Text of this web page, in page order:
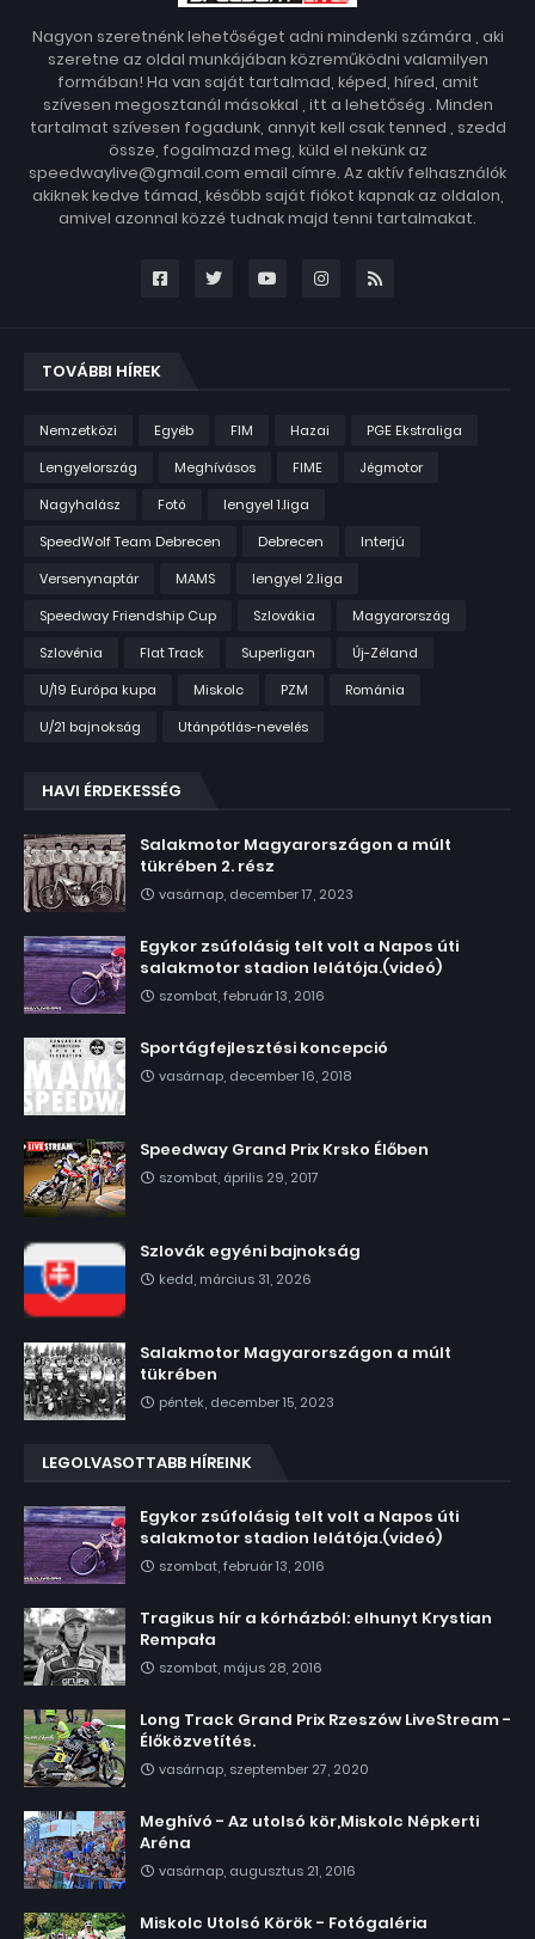
Nagyon szeretnénk lehetőséget adni mindenki számára , aki
szeretne az oldal munkájában közreműködni valamilyen
formában! Ha van saját tartalmad, képed, híred, amit
szívesen megosztanál másokkal , itt a lehetőség . Minden
tartalmat szívesen fogadunk, annyit kell csak tenned , szedd
össze, fogalmazd meg, küld el nekünk az
speedwaylive@gmail.com email címre. Az aktív felhasználók
akiknek kedve támad, később saját fiókot kapnak az oldalon,
amivel azonnal közzé tudnak majd tenni tartalmakat.
TOVÁBBI HÍREK
Nemzetközi Egyéb FIM Hazai
PGE Ekstraliga
Lengyelország
Meghívásos FIME
Jégmotor
Nagyhalász
Fotó
lengyel 1.liga
SpeedWolf Team Debrecen
Debrecen
Interjú
Versenynaptár
MAMS
lengyel 2.liga
Speedway Friendship Cup
Szlovákia
Magyarország
Szlovénia
Flat Track Superligan
Új-Zéland
U/19 Európa kupa
Miskolc PZM
Románia
U/21 bajnokság
Utánpótlás-nevelés
HAVI ÉRDEKESSÉG
Salakmotor Magyarországon a múlt
tükrében 2. rész
vasárnap, december 17, 2023
Egykor zsúfolásig telt volt a Napos úti
salakmotor stadion lelátója.(videó)
szombat, február 13, 2016
Sportágfejlesztési koncepció
vasárnap, december 16, 2018
Speedway Grand Prix Krsko Élőben
szombat, április 29, 2017
Szlovák egyéni bajnokság
kedd, március 31, 2026
Salakmotor Magyarországon a múlt
tükrében
péntek, december 15, 2023
LEGOLVASOTTABB HÍREINK
Egykor zsúfolásig telt volt a Napos úti
salakmotor stadion lelátója.(videó)
szombat, február 13, 2016
Tragikus hír a kórházból: elhunyt Krystian
Rempała
szombat, május 28, 2016
Long Track Grand Prix Rzeszów LiveStream -
Élőközvetítés.
vasárnap, szeptember 27, 2020
Meghívó - Az utolsó kör,Miskolc Népkerti
Aréna
vasárnap, augusztus 21, 2016
Miskolc Utolsó Körök - Fotógaléria